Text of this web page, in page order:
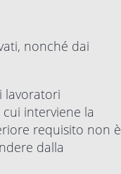
nonché dai
lavoratori
interviene la
requisito non è
dalla